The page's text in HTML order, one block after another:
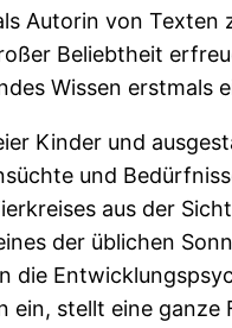
Autorin von Texten
Beliebtheit
Wissen erstmals
Kinder und
und
aus der
der üblichen
die
ein, stellt eine